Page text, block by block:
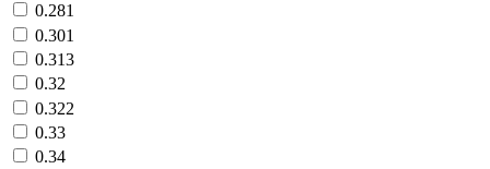
0.281
0.301
0.313
0.32
0.322
0.33
0.34